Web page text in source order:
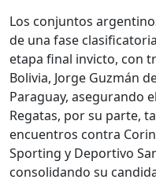
Los conjuntos
de una fase
etapa final invicto, con
Bolivia, Jorge Guzmán
Paraguay, asegurando
Regatas, por su parte,
encuentros contra
Sporting y Deportivo
consolidando su